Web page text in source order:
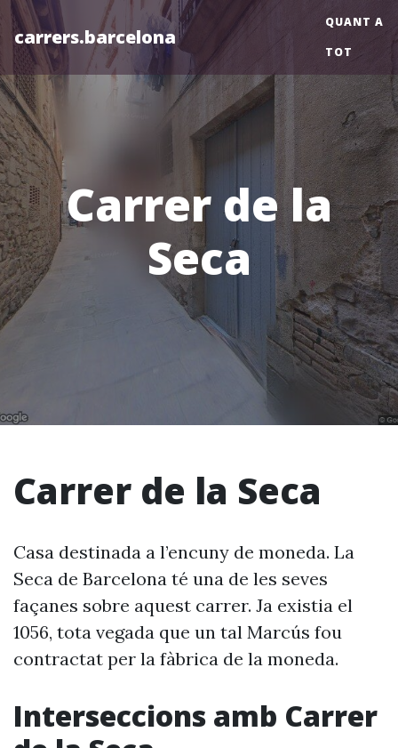
carrers.barcelona
QUANT A
TOT
Carrer de la
Seca
Carrer de la Seca
Casa destinada a l’encuny de moneda. La
Seca de Barcelona té una de les seves
façanes sobre aquest carrer. Ja existia el
1056, tota vegada que un tal Marcús fou
contractat per la fàbrica de la moneda.
Interseccions amb Carrer